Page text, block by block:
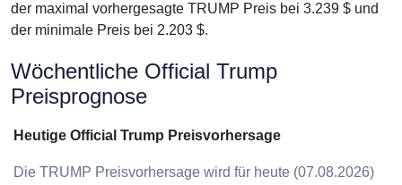
der maximal vorhergesagte TRUMP Preis bei 3.239 $ und
der minimale Preis bei 2.203 $.
Wöchentliche Official Trump
Preisprognose
Heutige Official Trump Preisvorhersage
Die TRUMP Preisvorhersage wird für heute (07.08.2026)